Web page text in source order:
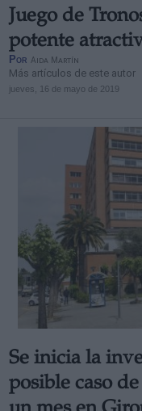
Juego de
potente
Por Aida Martín
Más artículos de este autor
jueves, 16 de mayo de 2019
Se inicia la
posible caso